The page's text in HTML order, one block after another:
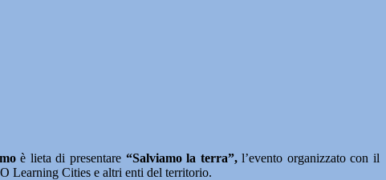
è lieta di presentare “Salviamo la terra”,l’evento organizzato con il
Learning Cities e altri enti del territorio.